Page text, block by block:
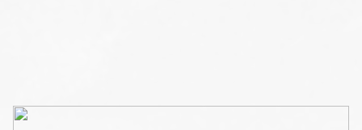
Gang met garderobe, woonkamer met drie grote, hoge
ramen aan de straatzijde dus veel daglicht,